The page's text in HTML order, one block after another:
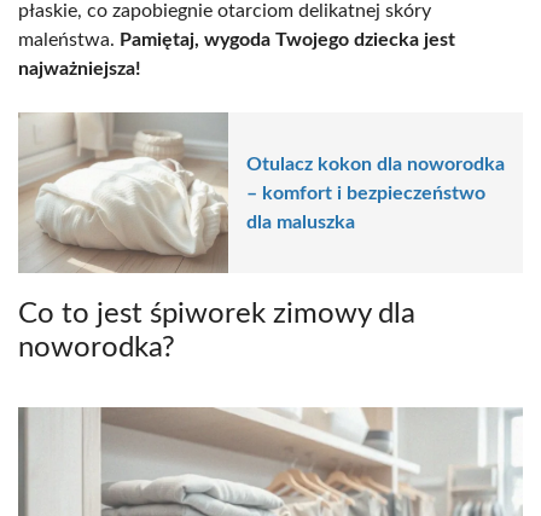
płaskie, co zapobiegnie otarciom delikatnej skóry
maleństwa. Pamiętaj, wygoda Twojego dziecka jest
najważniejsza!
Otulacz kokon dla noworodka
– komfort i bezpieczeństwo
dla maluszka
Co to jest śpiworek zimowy dla
noworodka?